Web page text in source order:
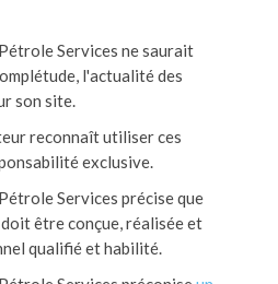
Services ne saurait
l'actualité des
son site.
reconnaît utiliser ces
exclusive.
Services précise que
doit être conçue, réalisée et
qualifié et habilité.